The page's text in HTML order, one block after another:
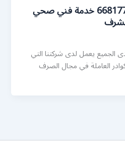
رقم صحي مشرف 66817766 خدمة فني صحي
يعمل لدى شركتنا التي
العاملة في مجال الصرف